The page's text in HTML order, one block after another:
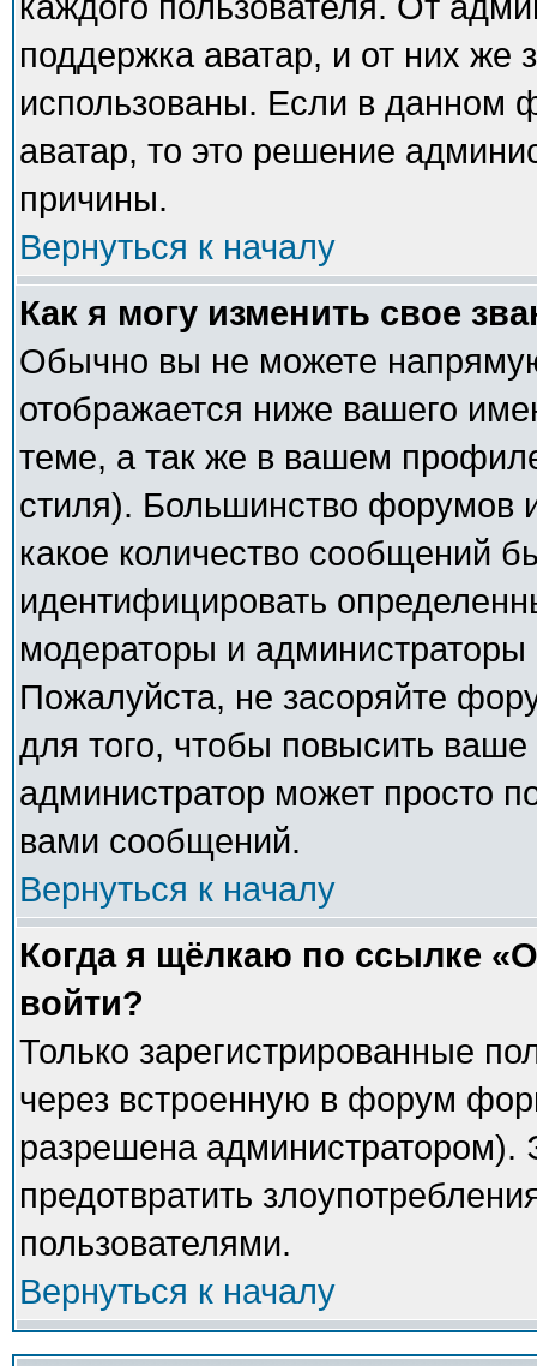
поддержка аватар, и от них же
использованы. Если в данном
аватар, то это решение
причины.
Вернуться к началу
Как я могу изменить свое
Обычно вы не можете
отображается ниже вашего
теме, а так же в вашем
стиля). Большинство форумов
какое количество сообщений
идентифицировать
модераторы и
Пожалуйста, не засоряйте
для того, чтобы повысить
администратор может просто
вами сообщений.
Вернуться к началу
Когда я щёлкаю по ссылке
войти?
Только зарегистрированные
через встроенную в форум
разрешена администратором).
предотвратить
пользователями.
Вернуться к началу